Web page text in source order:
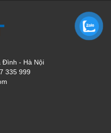
Đình - Hà Nội
335 999